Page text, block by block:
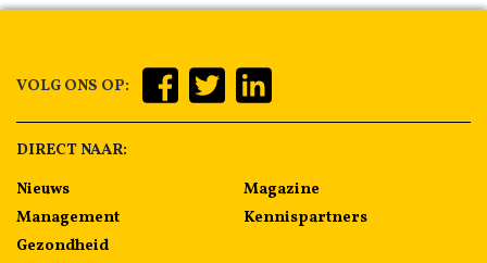
VOLG ONS OP:
DIRECT NAAR:
Nieuws
Management
Gezondheid
Magazine
Kennispartners